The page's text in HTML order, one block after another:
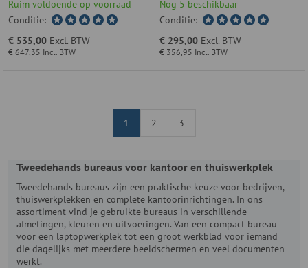
Ruim voldoende op voorraad
Conditie:
€ 647,35 Incl. BTW
€ 535,00 Excl. BTW
Nog 5 beschikbaar
Conditie:
€ 356,95 Incl. BTW
€ 295,00 Excl. BTW
1 2 3
Tweedehands bureaus voor kantoor en thuiswerkplek
Tweedehands bureaus zijn een praktische keuze voor bedrijven,
thuiswerkplekken en complete kantoorinrichtingen. In ons
assortiment vind je gebruikte bureaus in verschillende
afmetingen, kleuren en uitvoeringen. Van een compact bureau
voor een laptopwerkplek tot een groot werkblad voor iemand
die dagelijks met meerdere beeldschermen en veel documenten
werkt.